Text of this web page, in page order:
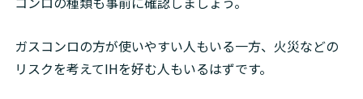
ガスコンロの方が使いやすい人もいる一方、火災などの
リスクを考えてIHを好む人もいるはずです。